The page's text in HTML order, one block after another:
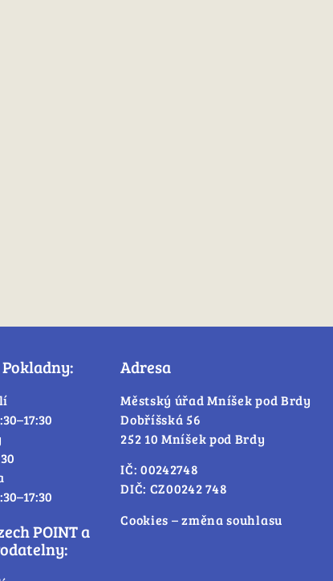
POINT a
Adresa
Městský úřad Mníšek pod Brdy
Dobříšská 56
252 10 Mníšek pod Brdy
IČ: 00242748
DIČ: CZ00242 748
Cookies – změna souhlasu